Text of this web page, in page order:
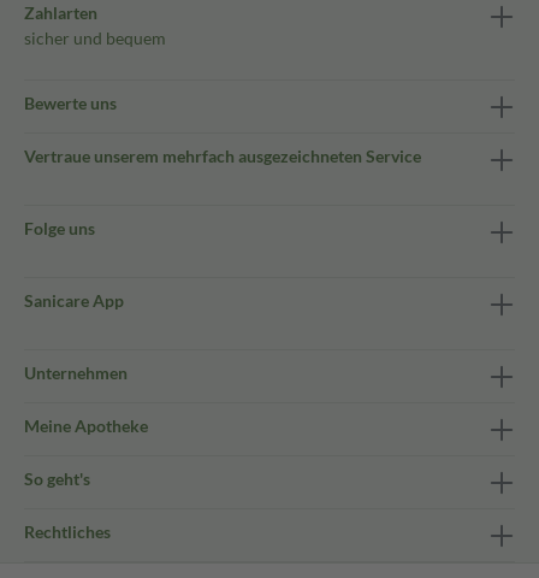
Zahlarten
sicher und bequem
Bewerte uns
Vertraue unserem mehrfach ausgezeichneten Service
Folge uns
Sanicare App
Unternehmen
Meine Apotheke
So geht's
Rechtliches